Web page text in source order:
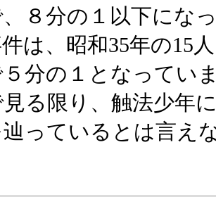
、８分の１以下にな
は、昭和35年の15
分の１となってい
る限り、触法少年
っているとは言え